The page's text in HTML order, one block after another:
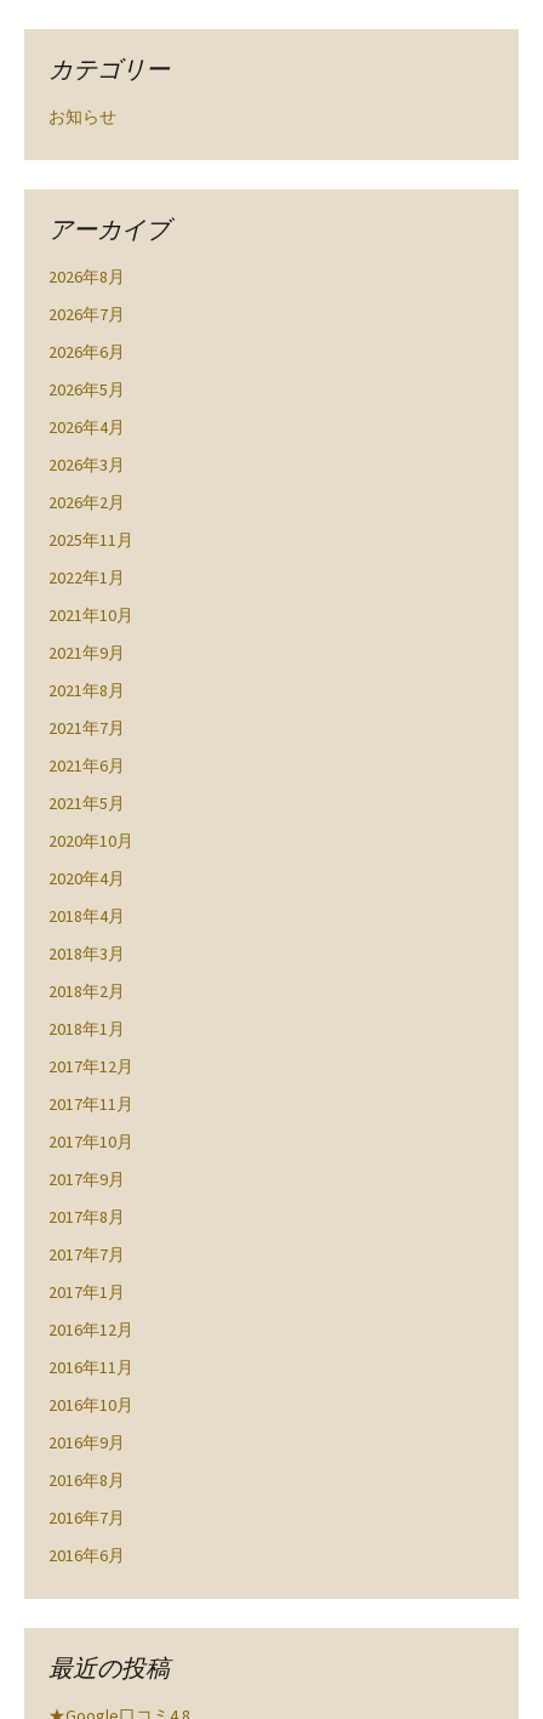
カテゴリー
お知らせ
アーカイブ
2026年8月
2026年7月
2026年6月
2026年5月
2026年4月
2026年3月
2026年2月
2025年11月
2022年1月
2021年10月
2021年9月
2021年8月
2021年7月
2021年6月
2021年5月
2020年10月
2020年4月
2018年4月
2018年3月
2018年2月
2018年1月
2017年12月
2017年11月
2017年10月
2017年9月
2017年8月
2017年7月
2017年1月
2016年12月
2016年11月
2016年10月
2016年9月
2016年8月
2016年7月
2016年6月
最近の投稿